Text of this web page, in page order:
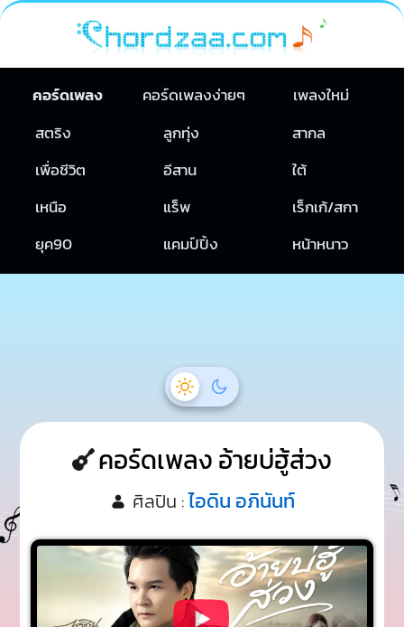
คอร์ดเพลง คอร์ดเพลงง่ายๆ
เพลงใหม่
สตริง
ลูกทุ่ง
สากล
เพื่อชีวิต
อีสาน
ใต้
เหนือ
แร็พ
เร็กเก้/สกา
ยุค90
แคมป์ปิ้ง หน้าหนาว
คอร์ดเพลง อ้ายบ่ฮู้ส่วง
ศิลปิน :ไอดิน อภินันท์